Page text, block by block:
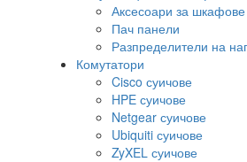
Аксесоари за шкафове
Пач панели
Разпределители на
Комутатори
Cisco суичове
HPE суичове
Netgear суичове
Ubiquiti суичове
ZyXEL суичове